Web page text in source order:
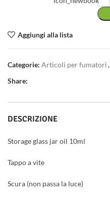
Aggiungi alla lista
Categorie: Articoli per fumatori,
Share:
DESCRIZIONE
Storage glass jar oil 10ml
Tappo a vite
Scura (non passa la luce)